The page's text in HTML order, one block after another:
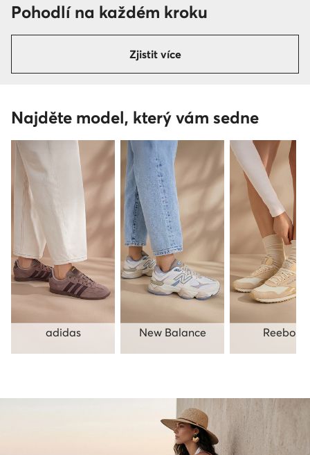
Pohodlí na každém kroku
Zjistit více
Najděte model, který vám sedne
adidas New Balance Reebok